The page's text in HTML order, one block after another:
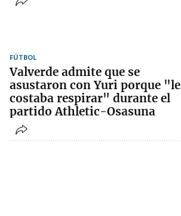
FÚTBOL
Valverde admite que se
asustaron con Yuri porque "le
costaba respirar" durante el
partido Athletic-Osasuna